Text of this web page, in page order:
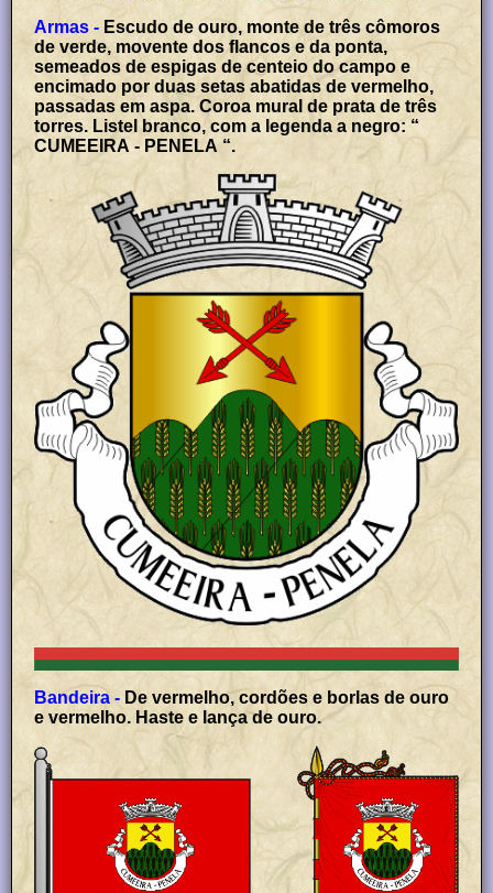
Armas - Escudo de ouro, monte de três cômoros
de verde, movente dos flancos e da ponta,
semeados de espigas de centeio do campo e
encimado por duas setas abatidas de vermelho,
passadas em aspa. Coroa mural de prata de três
torres. Listel branco, com a legenda a negro: “
CUMEEIRA - PENELA “.
Bandeira - De vermelho, cordões e borlas de ouro
e vermelho. Haste e lança de ouro.